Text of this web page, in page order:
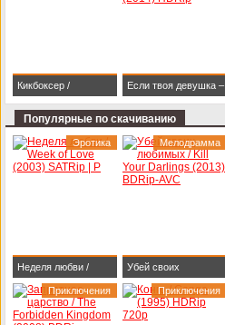
Кикбоксер /
Kickboxer (1989)
Если твоя девушка –
зомби / Life After Beth
Популярные по скачиванию
Неделя любви /
Week of Love (2003)
SATRip | P
Эротика
Убей своих
любимых / Kill Your
Darlings (2013)
Мелодрамма
Приключения Приключения